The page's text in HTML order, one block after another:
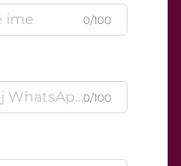
0/100
0/100